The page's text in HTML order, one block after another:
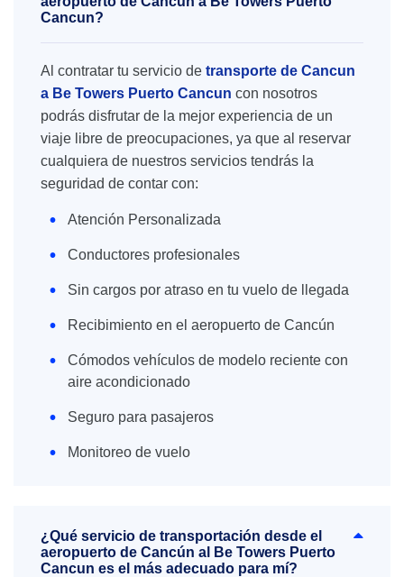
Cancun?
Al contratar tu servicio de transporte de Cancun
a Be Towers Puerto Cancun con nosotros
podrás disfrutar de la mejor experiencia de un
viaje libre de preocupaciones, ya que al reservar
cualquiera de nuestros servicios tendrás la
seguridad de contar con:
Atención Personalizada
Conductores profesionales
Sin cargos por atraso en tu vuelo de llegada
Recibimiento en el aeropuerto de Cancún
Cómodos vehículos de modelo reciente con
aire acondicionado
Seguro para pasajeros
Monitoreo de vuelo
¿Qué servicio de transportación desde el
aeropuerto de Cancún al Be Towers Puerto
Cancun es el más adecuado para mí?